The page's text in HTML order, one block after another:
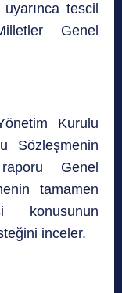
tescil
Genel
Kurulu
Sözleşmenin
Genel
tamamen
konusunun
inceler.